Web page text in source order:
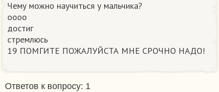
Чему можно научиться у мальчика?
оооо
достиг
стремлюсь
19 ПОМГИТЕ ПОЖАЛУЙСТА МНЕ СРОЧНО НАДО!​
Ответов к вопросу: 1